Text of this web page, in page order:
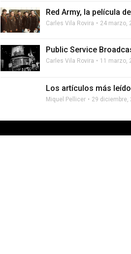
Red Army, la película
Carles Vila Rovira 24 marzo,
Public Service
Carles Vila Rovira 11 marzo,
Los artículos más
Miquel Pellicer 29 diciembre,